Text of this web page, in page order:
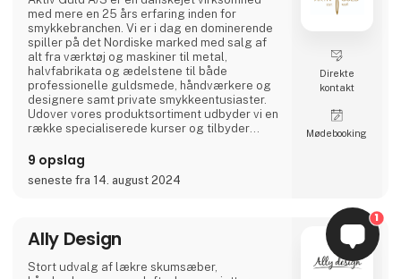
opfylder de h
med mere en 25 års erfaring inden for
smykkebranchen. Vi er i dag en dominerende
spiller på det Nordiske marked med salg af
alt fra værktøj og maskiner til metal,
halvfabrikata og ædelstene til både
professionelle guldsmede, håndværkere og
designere samt private smykkeentusiaster.
Udover vores produktsortiment udbyder vi en
række specialiserede kurser og tilbyder
servicecenter eller hos vores internationale
samarbejdspartnere.
kvalitet, stor faglig
9 opslag
seneste fra 14. august 2024
Direkte
kontakt
Møde­booking
Ally Design
Stort udvalg af lækre skumsæber,
1